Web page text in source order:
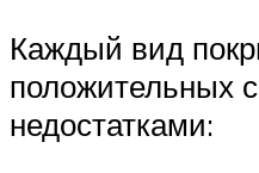
Каждый вид
положительных
недостатками: